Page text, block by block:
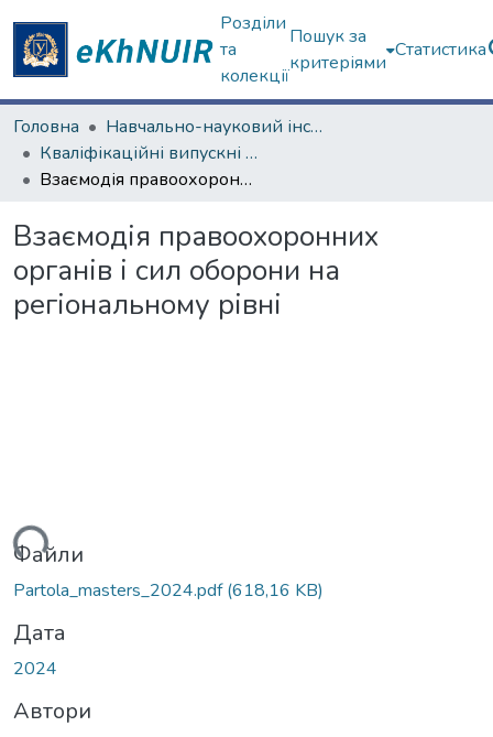
Розділи
та
колекції
Пошук за
критеріями
Статистика
Головна
Навчально-науковий інститут "Інститут державного управління"
Кваліфікаційні випускні роботи магістрів. Інститут державного управління
Взаємодія правоохоронних органів і сил оборони на регіональному рівні
Взаємодія правоохоронних
органів і сил оборони на
регіональному рівні
Файли
Partola_masters_2024.pdf(618,16 KB)
Дата
2024
Автори